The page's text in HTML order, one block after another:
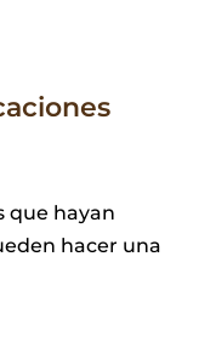
que hayan
hacer una